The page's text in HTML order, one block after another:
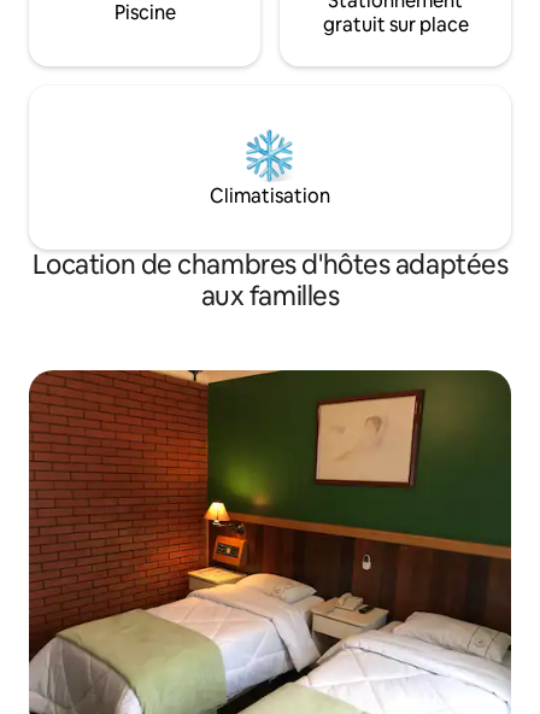
Piscine
gratuit sur place
Climatisation
Location de chambres d'hôtes adaptées
aux familles